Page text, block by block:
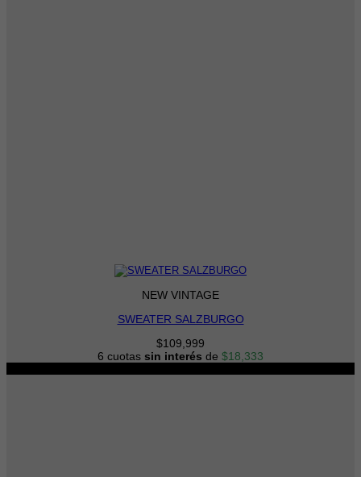
NEW VINTAGE
SWEATER SALZBURGO
$109,999
6 cuotas sin interés de $18,333